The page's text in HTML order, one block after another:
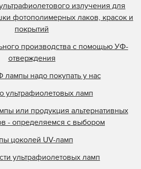
Jelight
Johnson and Allen
Kase
KBA
Kopack
Kuehnast
Lamin
Lamp Tech
LCD Lighting
Loctite
излучения для
фотополимерных лаков, красок и
покрытий
производства с помощью УФ-
отверждения
надо покупать у нас
ультрафиолетовых ламп
или продукция альтернативных
- определяемся с выбором
цоколей UV-ламп
ультрафиолетовых ламп